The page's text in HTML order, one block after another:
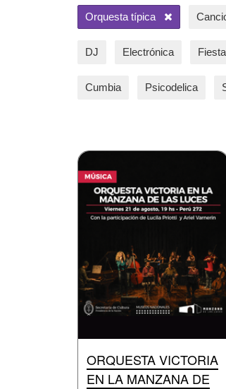
Orquesta típica
DJ Electrónica
Cumbia Psicodelica
ORQUESTA VICTORIA
EN LA MANZANA DE